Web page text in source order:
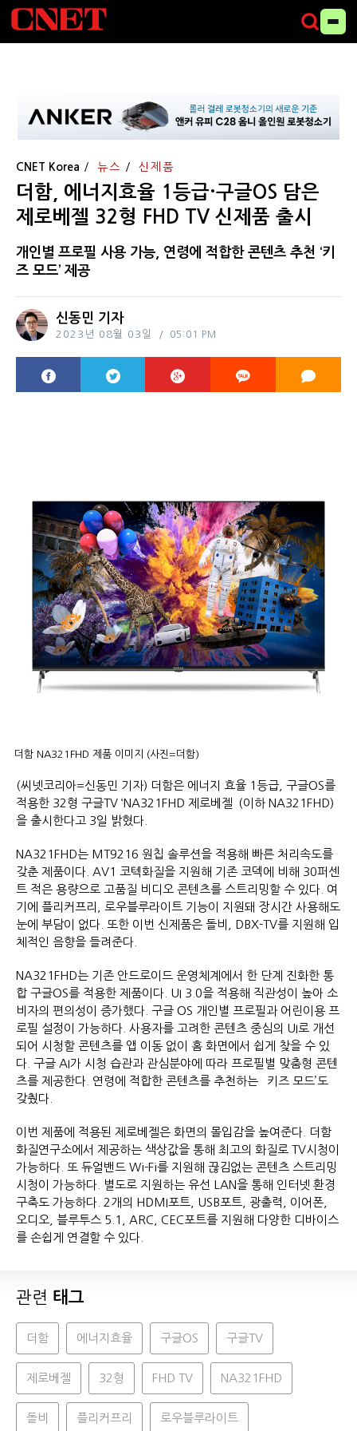
CNET Korea 뉴스 신제품
더함, 에너지효율 1등급·구글OS 담은
제로베젤 32형 FHD TV 신제품 출시
개인별 프로필 사용 가능, 연령에 적합한 콘텐츠 추천 ‘키
즈 모드’ 제공
신동민 기자
2023년 08월 03일 05:01 PM
더함 NA321FHD 제품 이미지 (사진=더함)
(씨넷코리아=신동민 기자) 더함은 에너지 효율 1등급, 구글OS를
적용한 32형 구글TV ‘NA321FHD 제로베젤`(이하 NA321FHD)
을 출시한다고 3일 밝혔다.
NA321FHD는 MT9216 원칩 솔루션을 적용해 빠른 처리속도를
갖춘 제품이다. AV1 코텍화질을 지원해 기존 코덱에 비해 30퍼센
트 적은 용량으로 고품질 비디오 콘텐츠를 스트리밍할 수 있다. 여
기에 플리커프리, 로우블루라이트 기능이 지원돼 장시간 사용해도
눈에 부담이 없다. 또한 이번 신제품은 돌비, DBX-TV를 지원해 입
체적인 음향을 들려준다.
NA321FHD는 기존 안드로이드 운영체계에서 한 단계 진화한 통
합 구글OS를 적용한 제품이다. UI 3.0을 적용해 직관성이 높아 소
비자의 편의성이 증가했다. 구글 OS 개인별 프로필과 어린이용 프
로필 설정이 가능하다. 사용자를 고려한 콘텐츠 중심의 UI로 개선
되어 시청할 콘텐츠를 앱 이동 없이 홈 화면에서 쉽게 찾을 수 있
다. 구글 AI가 시청 습관과 관심분야에 따라 프로필별 맞춤형 콘텐
츠를 제공한다. 연령에 적합한 콘텐츠를 추천하는 `키즈 모드’도
갖췄다.
이번 제품에 적용된 제로베젤은 화면의 몰입감을 높여준다. 더함
화질연구소에서 제공하는 색상값을 통해 최고의 화질로 TV시청이
가능하다. 또 듀얼밴드 Wi-Fi를 지원해 끊김없는 콘텐츠 스트리밍
시청이 가능하다. 별도로 지원하는 유선 LAN을 통해 인터넷 환경
구축도 가능하다. 2개의 HDMI포트, USB포트, 광출력, 이어폰,
오디오, 블루투스 5.1, ARC, CEC포트를 지원해 다양한 디바이스
를 손쉽게 연결할 수 있다.
관련 태그
더함 에너지효율 구글OS 구글TV
제로베젤 32형 FHD TV NA321FHD
돌비 플리커프리 로우블루라이트